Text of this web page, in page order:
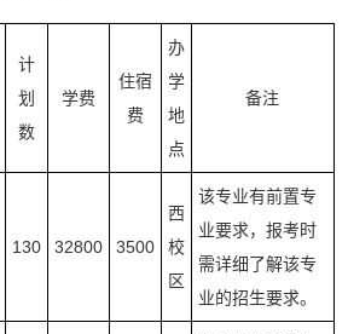
计
划
数
学费
住宿
费
办
学
地
点
备注
130 32800 3500
西
校
区
该专业有前置专
业要求，报考时
需详细了解该专
业的招生要求。